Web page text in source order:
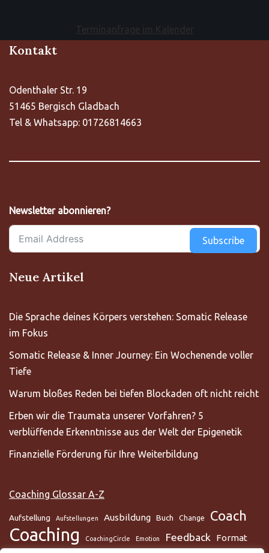
Terminanfrage im Kalender
Kontakt
Odenthaler Str. 19
51465 Bergisch Gladbach
Tel & Whatsapp: 01726814663
Newsletter abonnieren?
Subscribe
Neue Artikel
Die Sprache deines Körpers verstehen: Somatic Release
im Fokus
Somatic Release & Inner Journey: Ein Wochenende voller
Tiefe
Warum bloßes Reden bei tiefen Blockaden oft nicht reicht
Erben wir die Traumata unserer Vorfahren? 5
verblüffende Erkenntnisse aus der Welt der Epigenetik
Finanzielle Förderung für Ihre Weiterbildung
Coaching Glossar A-Z
Aufstellung Aufstellungen Ausbildung Buch Change Coach
Coaching CoachingCircle Emotion Feedback Format